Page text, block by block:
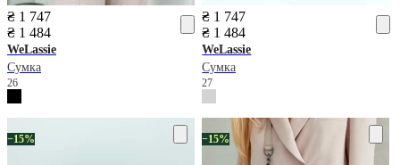
₴ 1 747
₴ 1 484
WeLassie
Сумка
26
₴ 1 747
₴ 1 484
WeLassie
Сумка
27
−15% −15%